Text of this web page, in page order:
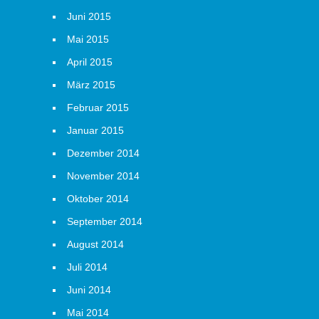
Juni 2015
Mai 2015
April 2015
März 2015
Februar 2015
Januar 2015
Dezember 2014
November 2014
Oktober 2014
September 2014
August 2014
Juli 2014
Juni 2014
Mai 2014